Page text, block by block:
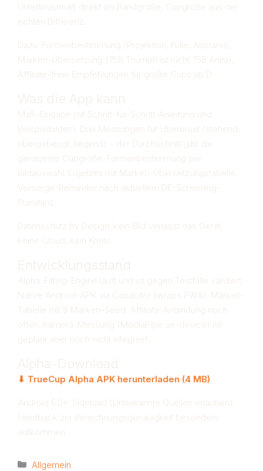
Unterbrustmaß direkt als Bandgröße, Cupgröße aus der
echten Differenz.
Dazu: Formenbestimmung (Projektion, Fülle, Abstand),
Marken-Übersetzung (75B Triumph ist nicht 75B Anita),
Affiliate-freie Empfehlungen für große Cups ab D.
Was die App kann
Maß-Eingabe mit Schritt-für-Schritt-Anleitung und
Beispielbildern. Drei Messungen für Überbrust (stehend,
übergebeugt, liegend) – der Durchschnitt gibt die
genaueste Cupgröße. Formenbestimmung per
Bildauswahl. Ergebnis mit Marken-Übersetzungstabelle.
Vorsorge-Reminder nach aktuellem DE-Screening-
Standard.
Datenschutz by Design: kein Bild verlässt das Gerät,
keine Cloud, kein Konto.
Entwicklungsstand
Alpha. Fitting-Engine läuft und ist gegen Testfälle validiert.
Native Android-APK via Capacitor (wraps PWA). Marken-
Tabelle mit 8 Marken-Seed, Affiliate-Anbindung noch
offen. Kamera-Messung (MediaPipe on-device) ist
geplant aber noch nicht integriert.
Alpha-Download
⬇ TrueCup Alpha APK herunterladen (4 MB)
Android 5.0+. Sideload (Unbekannte Quellen erlauben).
Feedback zur Berechnungsgenauigkeit besonders
willkommen.
Kategorien
Allgemein